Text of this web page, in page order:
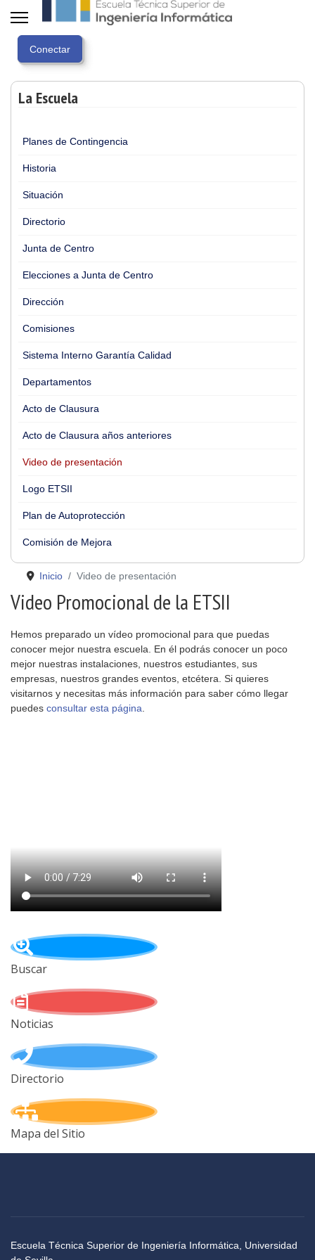
La Escuela
Planes de Contingencia
Historia
Situación
Directorio
Junta de Centro
Elecciones a Junta de Centro
Dirección
Comisiones
Sistema Interno Garantía Calidad
Departamentos
Acto de Clausura
Acto de Clausura años anteriores
Video de presentación
Logo ETSII
Plan de Autoprotección
Comisión de Mejora
Inicio Video de presentación
Video Promocional de la ETSII
Hemos preparado un vídeo promocional para que puedas
conocer mejor nuestra escuela. En él podrás conocer un poco
mejor nuestras instalaciones, nuestros estudiantes, sus
empresas, nuestros grandes eventos, etcétera. Si quieres
visitarnos y necesitas más información para saber cómo llegar
puedes consultar esta página
Buscar
Noticias
Directorio
Mapa del Sitio
Escuela Técnica Superior de Ingeniería Informática, Universidad